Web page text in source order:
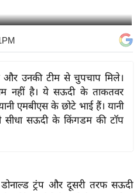
और उनकी टीम से चुपचाप मिले।
नहीं है। ये सऊदी के ताकतवर
एमबीएस के छोटे भाई हैं। यानी
सऊदी के किंगडम की टॉप
ट्रंप और दूसरी तरफ सऊदी